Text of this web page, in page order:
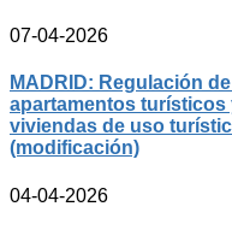
07-04-2026
MADRID: Regulación
apartamentos turísticos
viviendas de uso
(modificación)
04-04-2026